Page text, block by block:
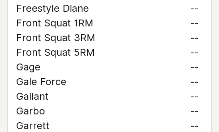
Freestyle Diane
--
Front Squat 1RM
--
Front Squat 3RM
--
Front Squat 5RM
--
Gage
--
Gale Force
--
Gallant
--
Garbo
--
Garrett
--